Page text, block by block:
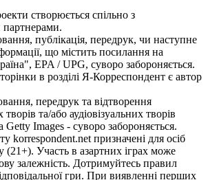
створюється спільно з
публікація, передрук, чи наступне
що містить посилання на
EPA / UPG, суворо забороняється.
в розділі Я-Корреспондент є автор
передрук та відтворення
та/або аудіовізуальних творів
Getty Images - суворо забороняється.
korrespondent.net призначені для осіб
(21+). Участь в азартних іграх може
залежність. Дотримуйтесь правил
гри. При виявленні перших